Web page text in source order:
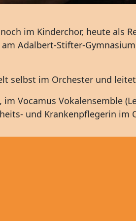
im Kinderchor, heute als
Adalbert-Stifter-
selbst im Orchester und
Vocamus Vokalensemble
und Krankenpflegerin im